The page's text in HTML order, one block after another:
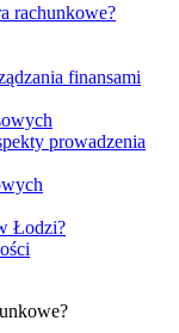
rachunkowe?
finansami
prowadzenia
Łodzi?